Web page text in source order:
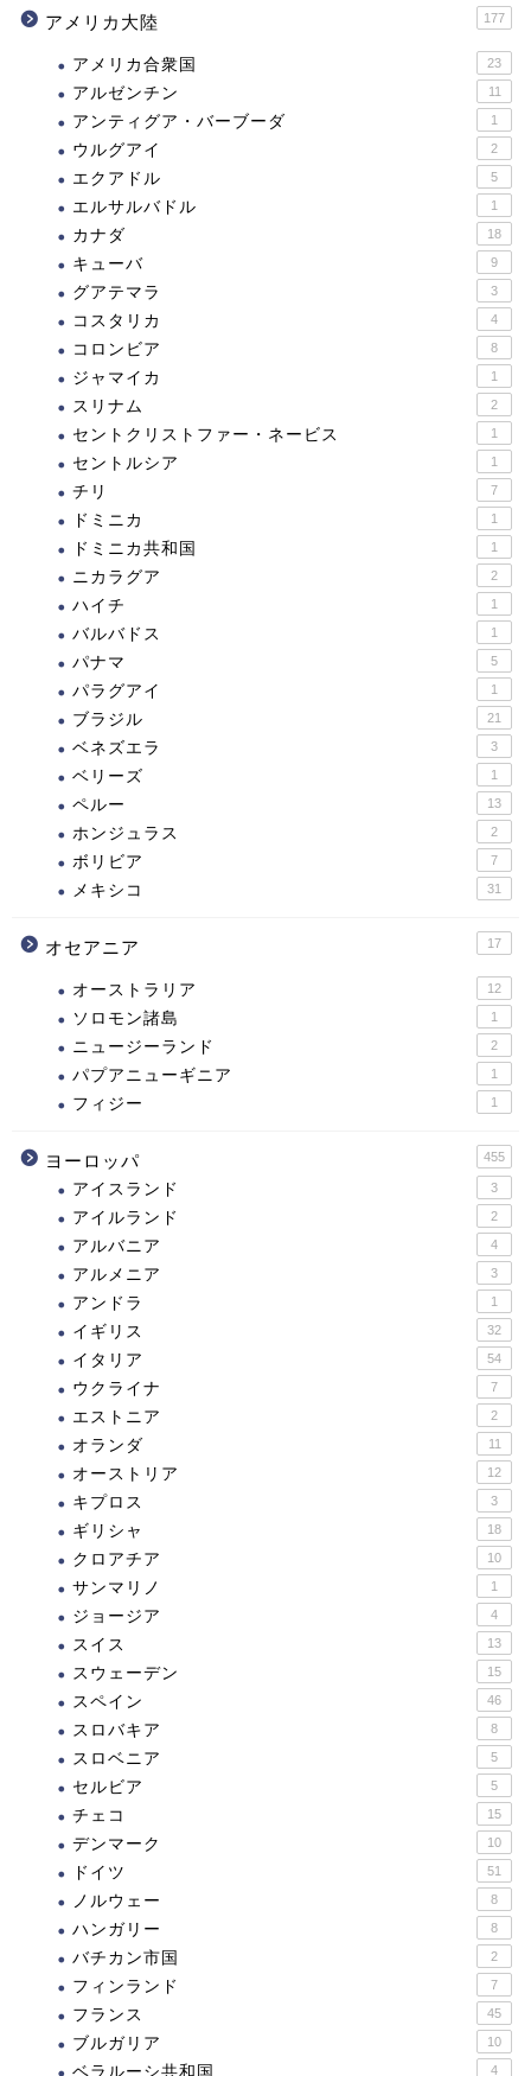
アメリカ大陸 177
アメリカ合衆国 23
アルゼンチン 11
アンティグア・バーブーダ 1
ウルグアイ 2
エクアドル 5
エルサルバドル 1
カナダ 18
キューバ 9
グアテマラ 3
コスタリカ 4
コロンビア 8
ジャマイカ 1
スリナム 2
セントクリストファー・ネービス 1
セントルシア 1
チリ 7
ドミニカ 1
ドミニカ共和国 1
ニカラグア 2
ハイチ 1
バルバドス 1
パナマ 5
パラグアイ 1
ブラジル 21
ベネズエラ 3
ベリーズ 1
ペルー 13
ホンジュラス 2
ボリビア 7
メキシコ 31
オセアニア 17
オーストラリア 12
ソロモン諸島 1
ニュージーランド 2
パプアニューギニア 1
フィジー 1
ヨーロッパ 455
アイスランド 3
アイルランド 2
アルバニア 4
アルメニア 3
アンドラ 1
イギリス 32
イタリア 54
ウクライナ 7
エストニア 2
オランダ 11
オーストリア 12
キプロス 3
ギリシャ 18
クロアチア 10
サンマリノ 1
ジョージア 4
スイス 13
スウェーデン 15
スペイン 46
スロバキア 8
スロベニア 5
セルビア 5
チェコ 15
デンマーク 10
ドイツ 51
ノルウェー 8
ハンガリー 8
バチカン市国 2
フィンランド 7
フランス 45
ブルガリア 10
ベラルーシ共和国 4